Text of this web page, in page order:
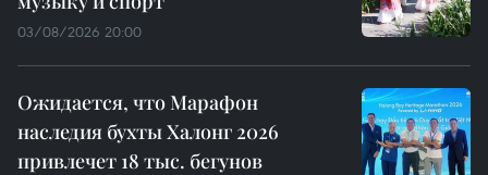
03/08/2026 20:00
Ожидается, что Марафон
наследия бухты Халонг 2026
привлечет 18 тыс. бегунов